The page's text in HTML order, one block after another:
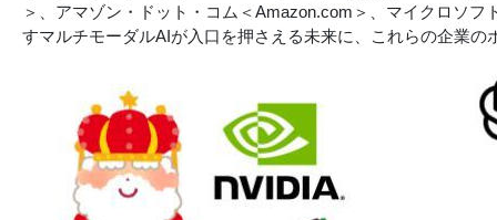
＞、アマゾン・ドット・コム＜Amazon.com＞、マイクロソ
すマルチモーダルAIが入口を押さえる未来に、これらの企業